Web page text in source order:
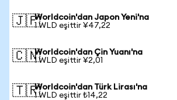
🇯🇵Worldcoin'dan Japon Yeni'na
1 WLD eşittir ¥47,22
🇨🇳Worldcoin'dan Çin Yuanı'na
1 WLD eşittir ¥2,01
🇹🇷Worldcoin'dan Türk Lirası'na
1 WLD eşittir ₺14,22